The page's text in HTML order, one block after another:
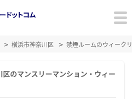
横浜市神奈川区 禁煙ルームのウィーク
のマンスリーマンション・ウィー